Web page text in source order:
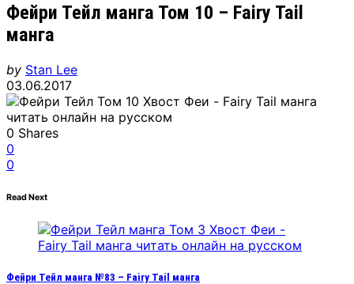
Фейри Тейл манга Том 10 – Fairy Tail
манга
by Stan Lee
03.06.2017
0 Shares
0
0
Read Next
Фейри Тейл манга №83 – Fairy Tail манга